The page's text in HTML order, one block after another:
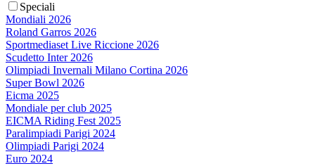
Speciali
Mondiali 2026
Roland Garros 2026
Sportmediaset Live Riccione 2026
Scudetto Inter 2026
Olimpiadi Invernali Milano Cortina 2026
Super Bowl 2026
Eicma 2025
Mondiale per club 2025
EICMA Riding Fest 2025
Paralimpiadi Parigi 2024
Olimpiadi Parigi 2024
Euro 2024